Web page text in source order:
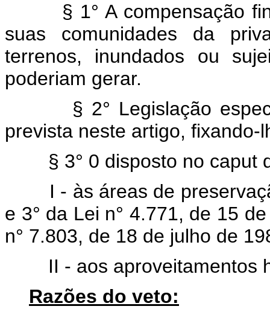
§ 1° A compensação
suas comunidades da
terrenos, inundados ou
poderiam gerar.
§ 2° Legislação
prevista neste artigo,
§ 3° 0 disposto no caput
I - às áreas de
e 3° da Lei n° 4.771, de 15
n° 7.803, de 18 de julho de
II - aos aproveitamentos
Razões do veto: